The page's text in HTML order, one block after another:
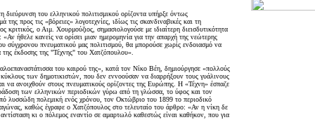
διεύρυνση του ελληνικού πολιτισμικού ορίζοντα υπήρξε όντως
της προς τις «βόρειες» λογοτεχνίες, ιδίως τις σκανδιναβικές και τη
κριτικός, ο Αιμ. Χουρμούζιος, σημασιολογούσε με ιδιαίτερη διεισδυτικότητα
ήθελε κανείς να ορίσει μιαν ημερομηνία για την απαρχή της νεώτερης
σύγχρονου πνευματικού μας πολιτισμού, θα μπορούσε χωρίς ενδοιασμό να
της έκδοσης της "Τέχνης" του Χατζόπουλου».
του καιρού της», κατά τον Νίκο Βέη, δημιούργησε «πολλούς
των δημοτικιστών, που δεν εννοούσαν να διαρρήξουν τους γυάλινους
να ανοιχθούν στους πνευματικούς ορίζοντες της Ευρώπης. Η «Τέχνη» έσπαζε
των ελληνικών περιοδικών γύρω από τη γλώσσα, το ύφος και τον
λυσσώδη πολεμική ενός χρόνου, τον Οκτώβριο του 1899 το περιοδικό
καθώς έγραφε ο Χατζόπουλος στο τελευταίο του άρθρο: «Αν η νίκη δε
κι ο πόλεμος εναντίο σε αμαρτωλό καθεστώς είναι καθήκον, που για